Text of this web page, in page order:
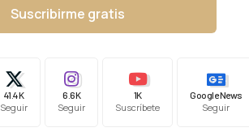
Suscribirme gratis
41.4K
Seguir
6.6K
Seguir
1K
Suscríbete
Google News
Seguir